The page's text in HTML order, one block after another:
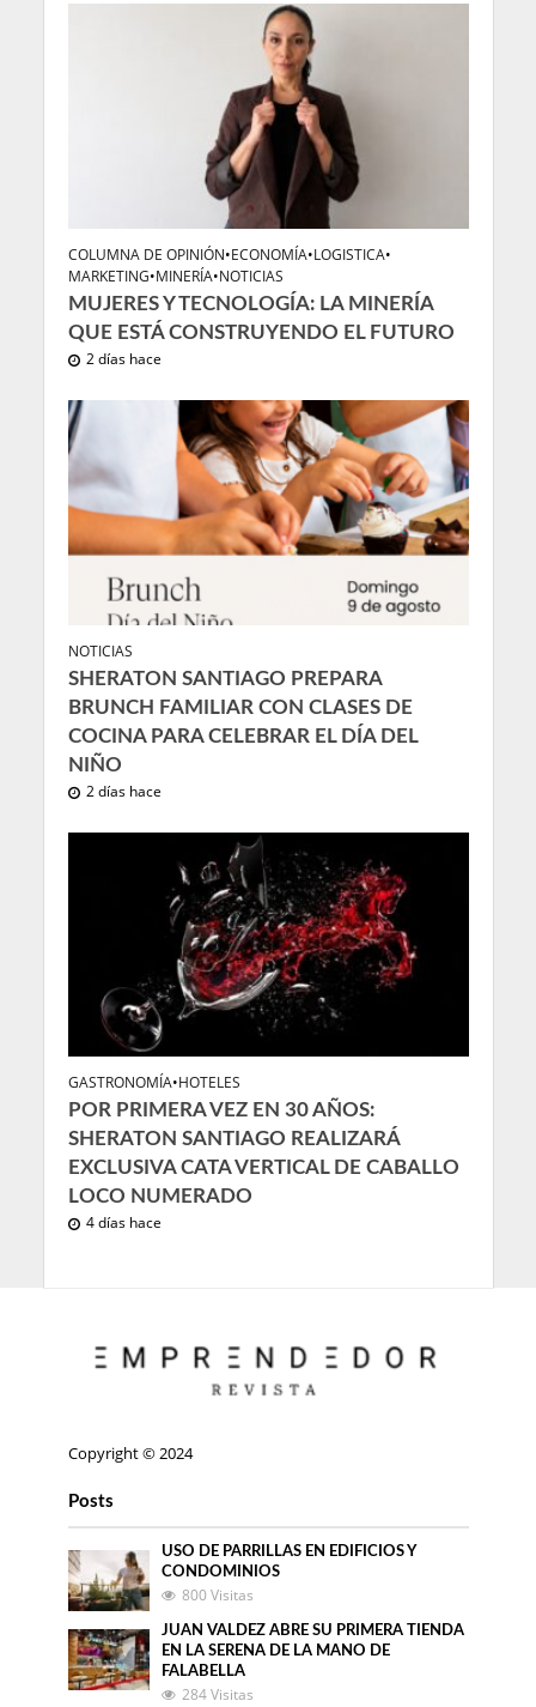
COLUMNA DE OPINIÓN•ECONOMÍA•LOGISTICA•
MARKETING•MINERÍA•NOTICIAS
MUJERES Y TECNOLOGÍA: LA MINERÍA
QUE ESTÁ CONSTRUYENDO EL FUTURO
2 días hace
NOTICIAS
SHERATON SANTIAGO PREPARA
BRUNCH FAMILIAR CON CLASES DE
COCINA PARA CELEBRAR EL DÍA DEL
NIÑO
2 días hace
GASTRONOMÍA•HOTELES
POR PRIMERA VEZ EN 30 AÑOS:
SHERATON SANTIAGO REALIZARÁ
EXCLUSIVA CATA VERTICAL DE CABALLO
LOCO NUMERADO
4 días hace
Copyright © 2024
Posts
USO DE PARRILLAS EN EDIFICIOS Y
CONDOMINIOS
800 Visitas
JUAN VALDEZ ABRE SU PRIMERA TIENDA
EN LA SERENA DE LA MANO DE
FALABELLA
284 Visitas